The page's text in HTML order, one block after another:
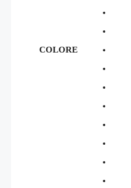
COLORE